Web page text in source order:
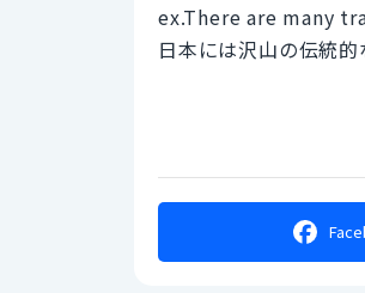
ex.There are many
日本には沢山の伝統的